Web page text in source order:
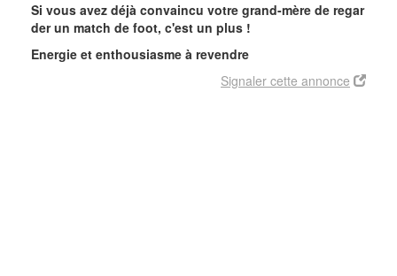
Si vous avez déjà convaincu votre grand-mère de regar
der un match de foot, c'est un plus !
Energie et enthousiasme à revendre
Signaler cette annonce